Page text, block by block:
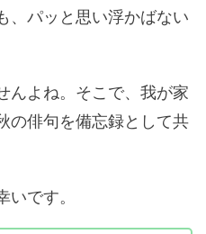
パッと思い浮かばない
んよね。そこで、我が家
の俳句を備忘録として共
です。